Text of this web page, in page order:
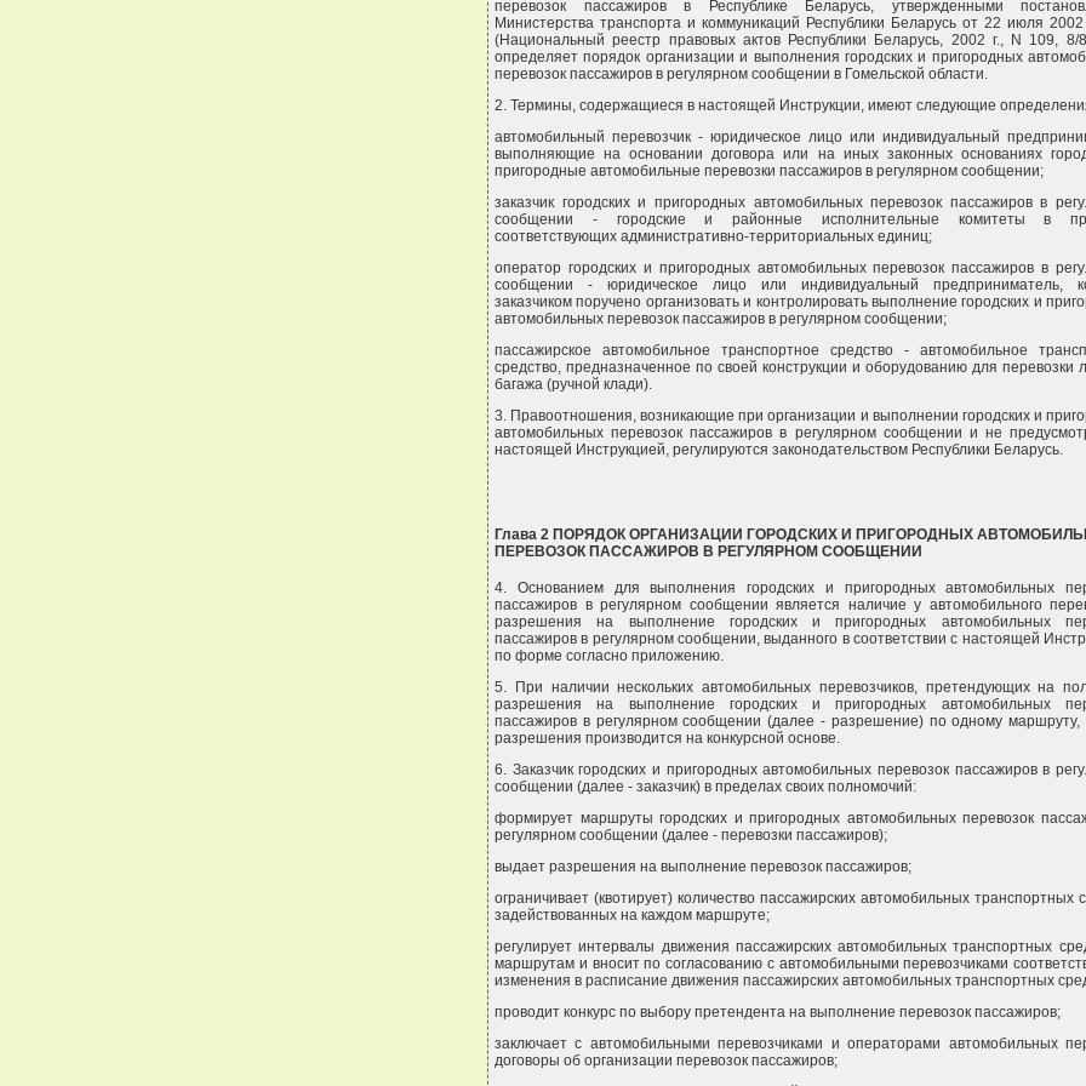
перевозок пассажиров в Республике Беларусь, утвержденными
Министерства транспорта и коммуникаций Республики Беларусь от 22 июля
(Национальный реестр правовых актов Республики Беларусь, 2002 г., N 109, 8/
определяет порядок организации и выполнения городских и пригородных
перевозок пассажиров в регулярном сообщении в Гомельской области.
2. Термины, содержащиеся в настоящей Инструкции, имеют следующие
автомобильный перевозчик - юридическое лицо или индивидуальный
выполняющие на основании договора или на иных законных основаниях
пригородные автомобильные перевозки пассажиров в регулярном сообщении;
заказчик городских и пригородных автомобильных перевозок пассажиров в
сообщении - городские и районные исполнительные комитеты в
соответствующих административно-территориальных единиц;
оператор городских и пригородных автомобильных перевозок пассажиров в
сообщении - юридическое лицо или индивидуальный предприниматель,
заказчиком поручено организовать и контролировать выполнение городских и
автомобильных перевозок пассажиров в регулярном сообщении;
пассажирское автомобильное транспортное средство - автомобильное
средство, предназначенное по своей конструкции и оборудованию для перевозки
багажа (ручной клади).
3. Правоотношения, возникающие при организации и выполнении городских и
автомобильных перевозок пассажиров в регулярном сообщении и не
настоящей Инструкцией, регулируются законодательством Республики Беларусь.
Глава 2 ПОРЯДОК ОРГАНИЗАЦИИ ГОРОДСКИХ И ПРИГОРОДНЫХ
ПЕРЕВОЗОК ПАССАЖИРОВ В РЕГУЛЯРНОМ СООБЩЕНИИ
4. Основанием для выполнения городских и пригородных автомобильных
пассажиров в регулярном сообщении является наличие у автомобильного
разрешения на выполнение городских и пригородных автомобильных
пассажиров в регулярном сообщении, выданного в соответствии с настоящей
по форме согласно приложению.
5. При наличии нескольких автомобильных перевозчиков, претендующих на
разрешения на выполнение городских и пригородных автомобильных
пассажиров в регулярном сообщении (далее - разрешение) по одному маршруту,
разрешения производится на конкурсной основе.
6. Заказчик городских и пригородных автомобильных перевозок пассажиров в
сообщении (далее - заказчик) в пределах своих полномочий:
формирует маршруты городских и пригородных автомобильных перевозок
регулярном сообщении (далее - перевозки пассажиров);
выдает разрешения на выполнение перевозок пассажиров;
ограничивает (квотирует) количество пассажирских автомобильных транспортных
задействованных на каждом маршруте;
регулирует интервалы движения пассажирских автомобильных транспортных
маршрутам и вносит по согласованию с автомобильными перевозчиками
изменения в расписание движения пассажирских автомобильных транспортных
проводит конкурс по выбору претендента на выполнение перевозок пассажиров;
заключает с автомобильными перевозчиками и операторами автомобильных
договоры об организации перевозок пассажиров;